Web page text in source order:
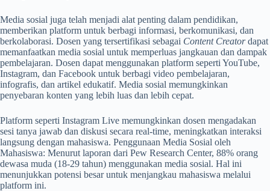
Media sosial juga telah menjadi alat penting dalam pendidikan,
memberikan platform untuk berbagi informasi, berkomunikasi, dan
berkolaborasi. Dosen yang tersertifikasi sebagai Content Creatordapat
memanfaatkan media sosial untuk memperluas jangkauan dan dampak
pembelajaran. Dosen dapat menggunakan platform seperti YouTube,
Instagram, dan Facebook untuk berbagi video pembelajaran,
infografis, dan artikel edukatif. Media sosial memungkinkan
penyebaran konten yang lebih luas dan lebih cepat.
Platform seperti Instagram Live memungkinkan dosen mengadakan
sesi tanya jawab dan diskusi secara real-time, meningkatkan interaksi
langsung dengan mahasiswa. Penggunaan Media Sosial oleh
Mahasiswa: Menurut laporan dari Pew Research Center, 88% orang
dewasa muda (18-29 tahun) menggunakan media sosial. Hal ini
menunjukkan potensi besar untuk menjangkau mahasiswa melalui
platform ini.